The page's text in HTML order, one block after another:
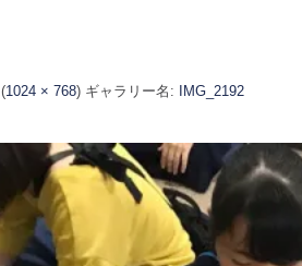
(1024 × 768) ギャラリー名:
IMG_2192